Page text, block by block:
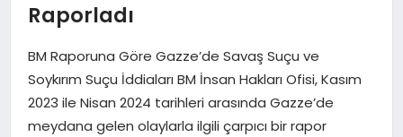
TEKNOLOJI
EĞITIM
MAGAZIN
Raporladı
BM Raporuna Göre Gazze’de Savaş Suçu ve
Soykırım Suçu İddiaları BM İnsan Hakları Ofisi, Kasım
2023 ile Nisan 2024 tarihleri arasında Gazze’de
meydana gelen olaylarla ilgili çarpıcı bir rapor